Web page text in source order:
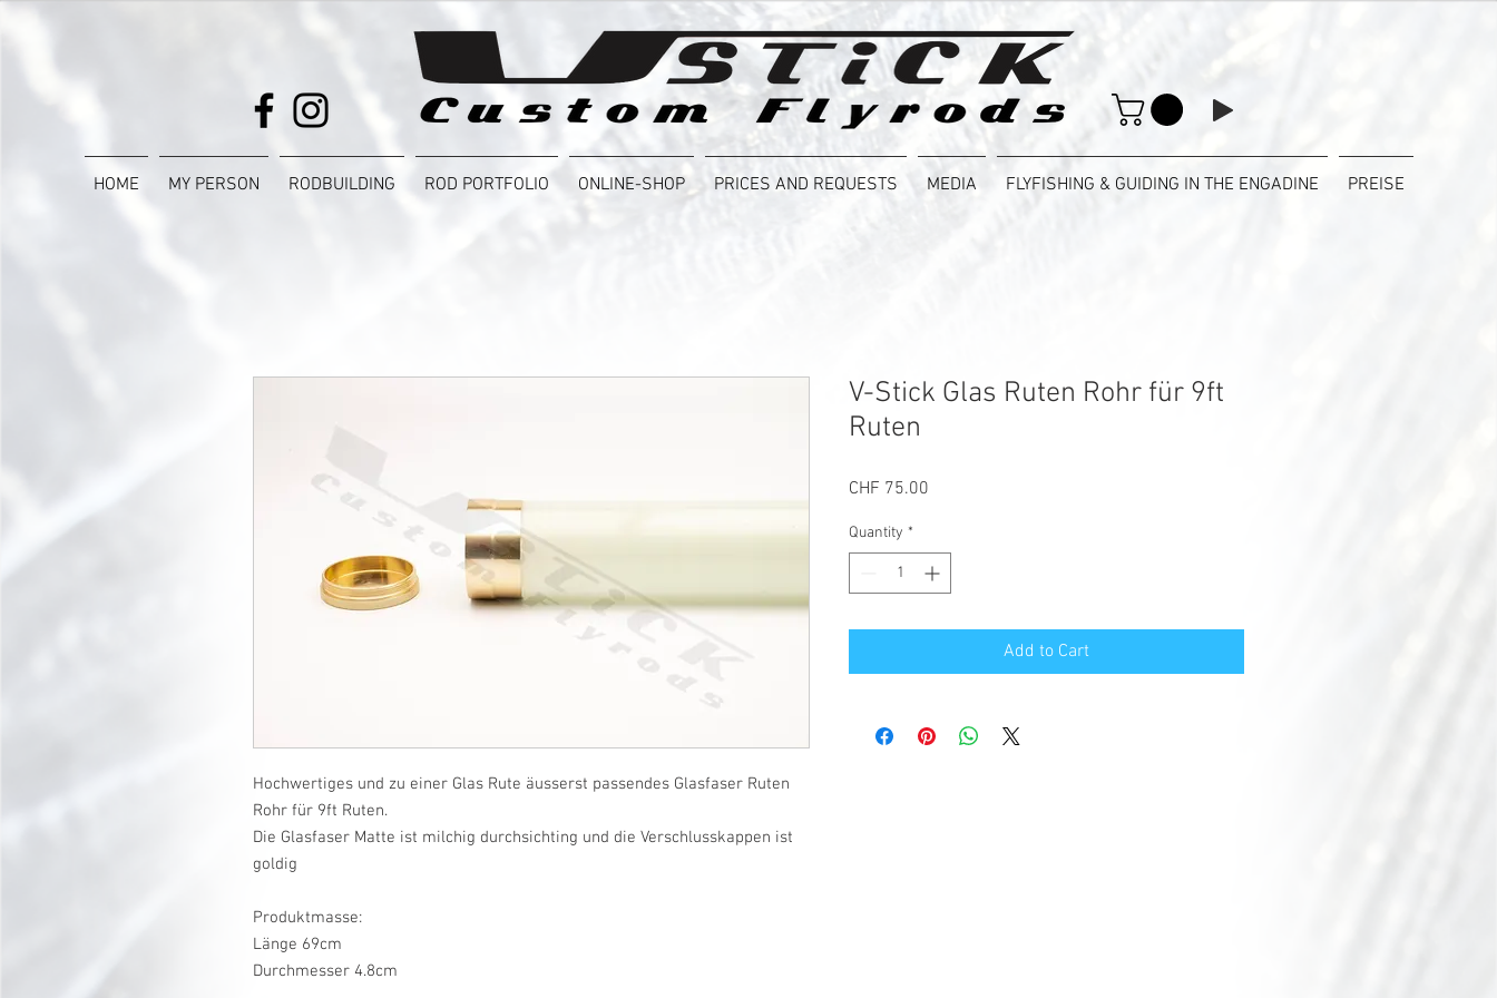
HOME MY PERSON RODBUILDING ROD PORTFOLIO ONLINE-SHOP PRICES AND REQUESTS MEDIA FLYFISHING & GUIDING IN THE ENGADINE PREISE
Hochwertiges und zu einer Glas Rute äusserst passendes Glasfaser Ruten
Rohr für 9ft Ruten.
Die Glasfaser Matte ist milchig durchsichting und die Verschlusskappen ist
goldig
Produktmasse:
Länge 69cm
Durchmesser 4.8cm
V-Stick Glas Ruten Rohr für 9ft
Ruten
CHF 75.00
Quantity *
Add to Cart